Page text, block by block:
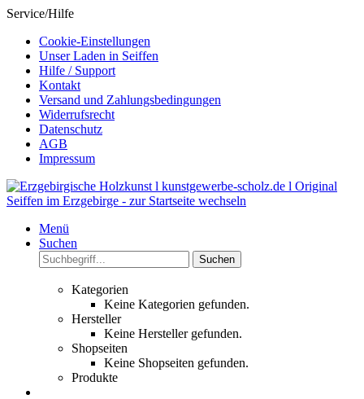
Service/Hilfe
Cookie-Einstellungen
Unser Laden in Seiffen
Hilfe / Support
Kontakt
Versand und Zahlungsbedingungen
Widerrufsrecht
Datenschutz
AGB
Impressum
Menü
Suchen
Suchen
Kategorien
Keine Kategorien gefunden.
Hersteller
Keine Hersteller gefunden.
Shopseiten
Keine Shopseiten gefunden.
Produkte